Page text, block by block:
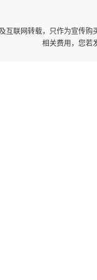
互联网转载，只作为宣传
相关费用，您若